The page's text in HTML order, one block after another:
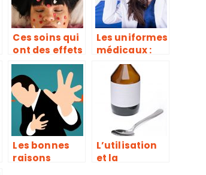
Ces soins qui
ont des effets
santés, mais
que l’on
confond avec
des soins de
beauté!
Les uniformes
médicaux :
caractéristiq
ues et
obligations
Les bonnes
raisons
L’utilisation
et la